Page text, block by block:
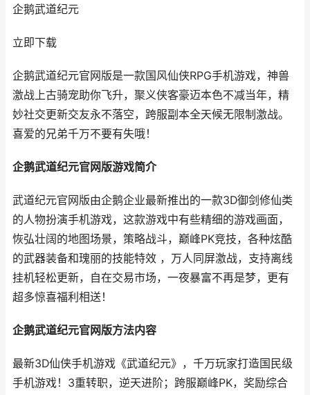
企鹅武道纪元
立即下载
企鹅武道纪元官网版是一款国风仙侠RPG手机游戏，神兽
激战上古骑宠助你飞升，聚义侠客豪迈本色不减当年，精
妙社交更新交友永不落空，跨服副本全天候无限制激战。
喜爱的兄弟千万不要有失哦！
企鹅武道纪元官网版游戏简介
武道纪元官网版由企鹅企业最新推出的一款3D御剑修仙类
的人物扮演手机游戏，这款游戏中有些精细的游戏画面，
恢弘壮阔的地图场景，策略战斗，巅峰PK竞技，各种炫酷
的武器装备和瑰丽的技能特效 ，万人同屏激战，支持离线
挂机轻松更新，自在交易市场，一夜暴富不再是梦，更有
超多惊喜福利相送！
企鹅武道纪元官网版方法内容
最新3D仙侠手机游戏《武道纪元》，千万玩家打造国民级
手机游戏！3重转职，逆天进阶；跨服巅峰PK，奖励综合